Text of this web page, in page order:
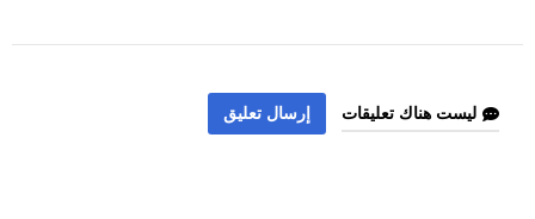
ليست هناك تعليقات إرسال تعليق